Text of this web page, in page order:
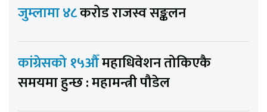
जुम्लामा ४८करोड राजस्व सङ्कलन
कांग्रेसको १५औँमहाधिवेशन तोकिएकै
समयमा हुन्छ : महामन्त्री पौडेल